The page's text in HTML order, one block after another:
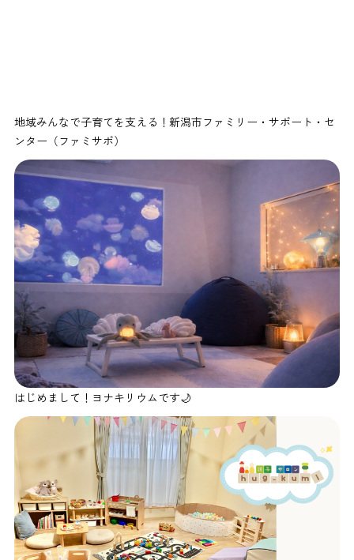
地域みんなで子育てを支える！新潟市ファミリー・サポート・セ
ンター（ファミサポ）
はじめまして！ヨナキリウムです🌙